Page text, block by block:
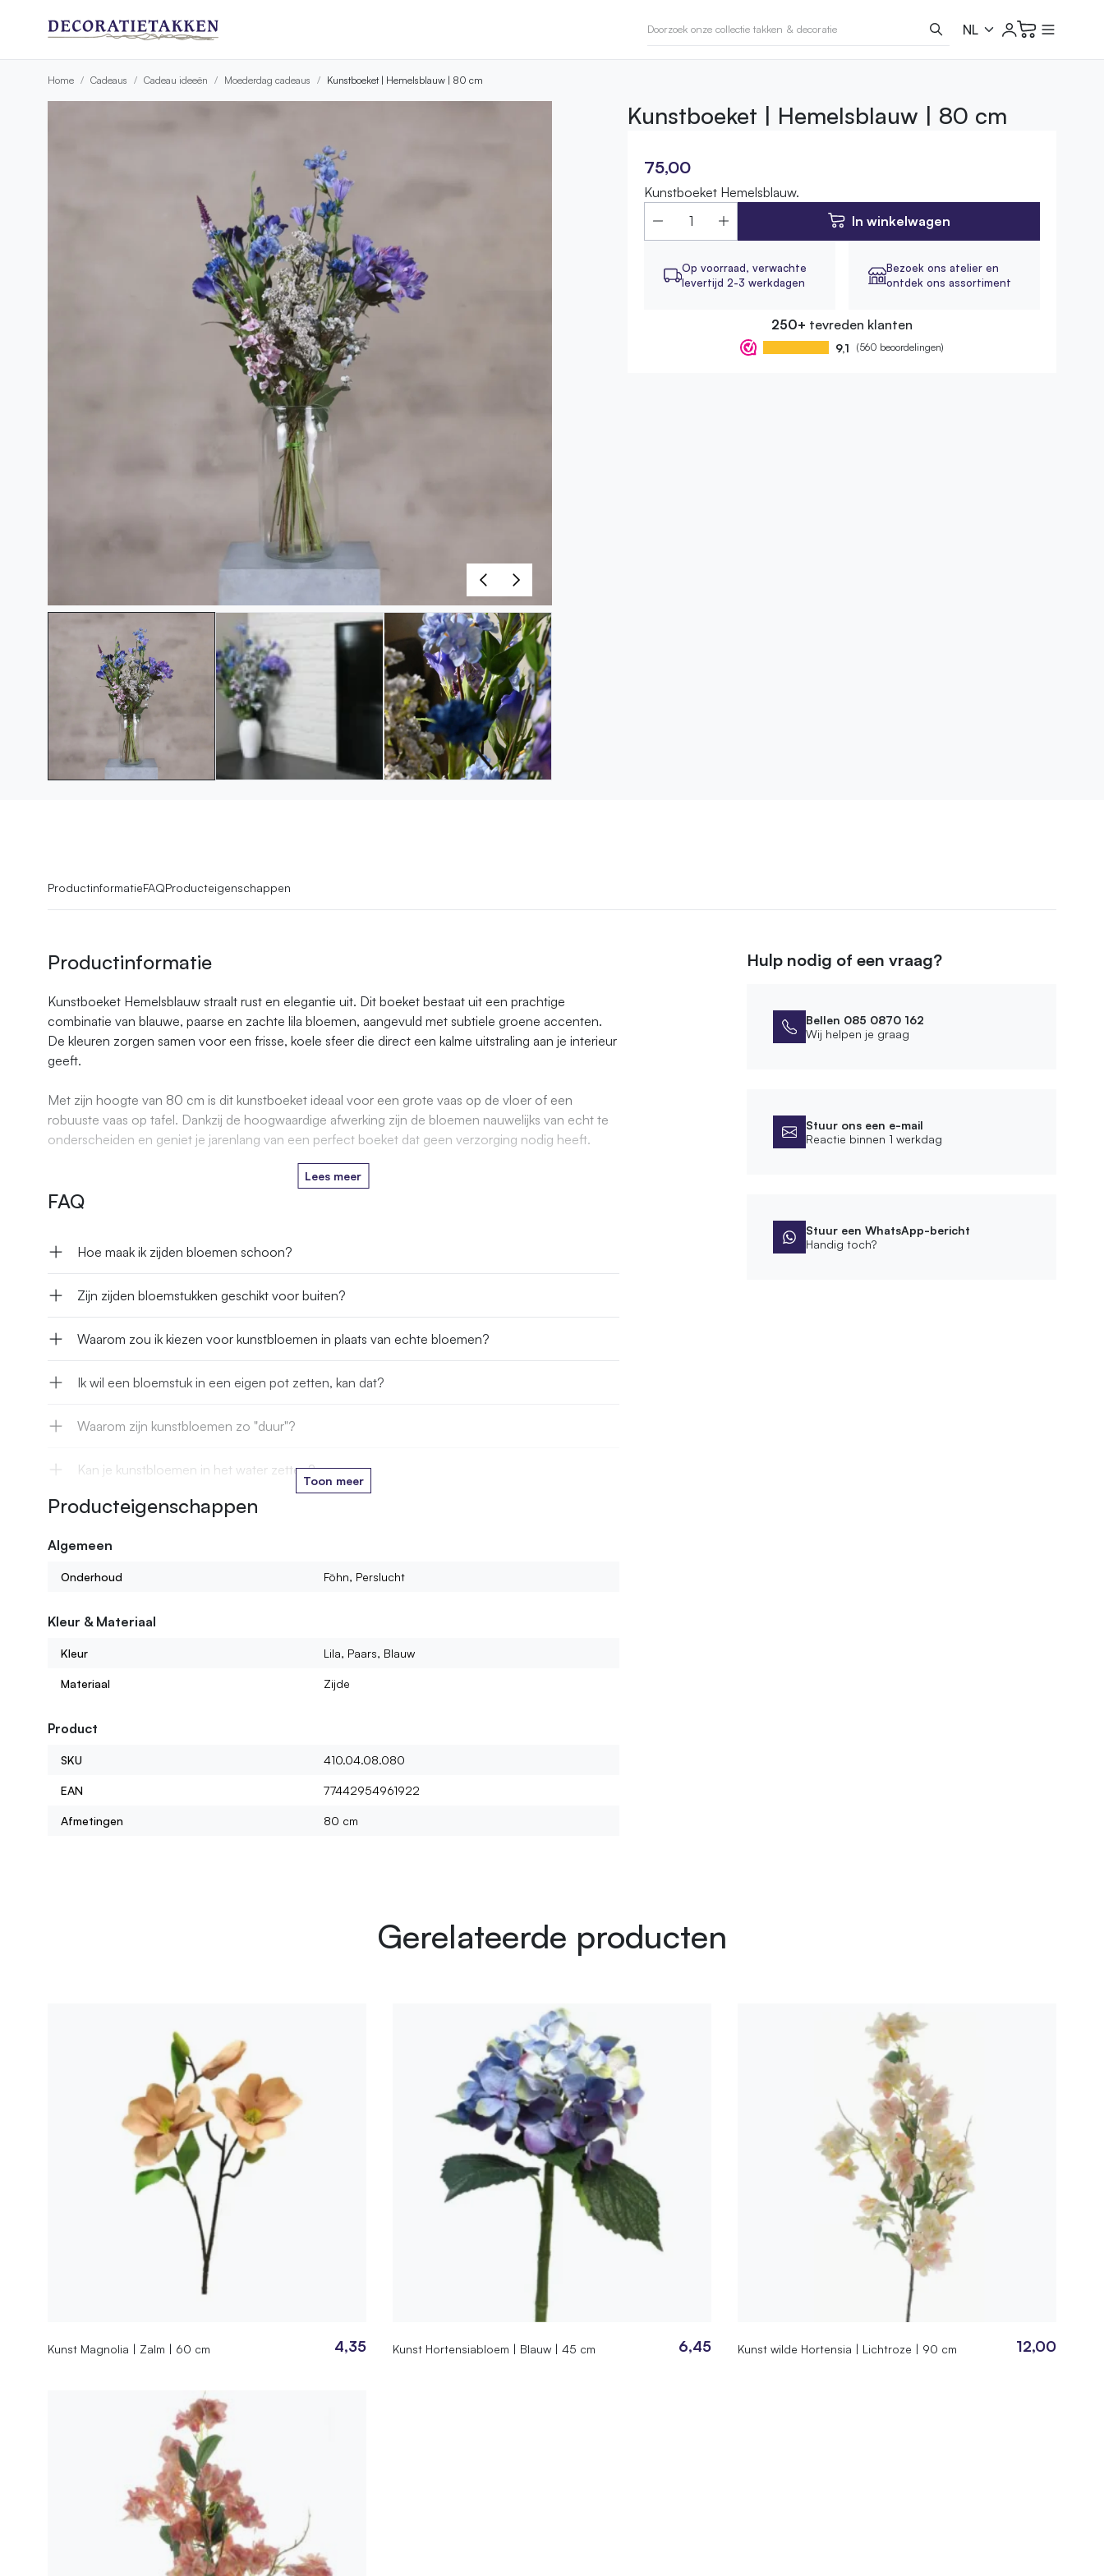
Home Cadeaus Cadeau ideeën Moederdag cadeaus Kunstboeket | Hemelsblauw | 80 cm
Kunstboeket | Hemelsblauw | 80 cm
75,00
Kunstboeket Hemelsblauw.
In winkelwagen
Op voorraad, verwachte
levertijd 2-3 werkdagen
Bezoek ons atelier en
ontdek ons assortiment
250+ tevreden klanten
9,1 (560 beoordelingen)
ProductinformatieFAQProducteigenschappen
Productinformatie
Kunstboeket Hemelsblauw straalt rust en elegantie uit. Dit boeket bestaat uit een prachtige
combinatie van blauwe, paarse en zachte lila bloemen, aangevuld met subtiele groene accenten.
De kleuren zorgen samen voor een frisse, koele sfeer die direct een kalme uitstraling aan je interieur
geeft.
Met zijn hoogte van 80 cm is dit kunstboeket ideaal voor een grote vaas op de vloer of een
robuuste vaas op tafel. Dankzij de hoogwaardige afwerking zijn de bloemen nauwelijks van echt te
onderscheiden en geniet je jarenlang van een perfect boeket dat geen verzorging nodig heeft.
Lees meer
FAQ
Hoe maak ik zijden bloemen schoon?
Zijn zijden bloemstukken geschikt voor buiten?
Waarom zou ik kiezen voor kunstbloemen in plaats van echte bloemen?
Ik wil een bloemstuk in een eigen pot zetten, kan dat?
Waarom zijn kunstbloemen zo "duur"?
Kan je kunstbloemen in het water zetten?
Hoe lang gaan jullie kunstbloemen mee?
Toon meer
Producteigenschappen
Algemeen
Onderhoud Föhn, Perslucht
Kleur & Materiaal
Kleur Lila, Paars, Blauw
Materiaal Zijde
Product
SKU 410.04.08.080
EAN 77442954961922
Afmetingen 80 cm
Hulp nodig of een vraag?
Bellen 085 0870 162
Wij helpen je graag
Stuur ons een e-mail
Reactie binnen 1 werkdag
Stuur een WhatsApp-bericht
Handig toch?
Gerelateerde producten
Kunst Magnolia | Zalm | 60 cm 4,35 Kunst Hortensiabloem | Blauw | 45 cm 6,45 Kunst wilde Hortensia | Lichtroze | 90 cm 12,00